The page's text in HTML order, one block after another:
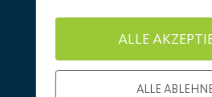
ALLE
ALLE